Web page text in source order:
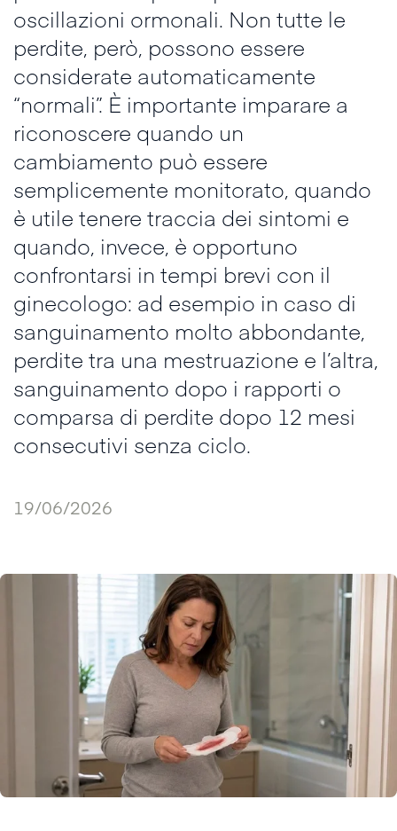
oscillazioni ormonali. Non tutte le
perdite, però, possono essere
considerate automaticamente
“normali”. È importante imparare a
riconoscere quando un
cambiamento può essere
semplicemente monitorato, quando
è utile tenere traccia dei sintomi e
quando, invece, è opportuno
confrontarsi in tempi brevi con il
ginecologo: ad esempio in caso di
sanguinamento molto abbondante,
perdite tra una mestruazione e l’altra,
sanguinamento dopo i rapporti o
comparsa di perdite dopo 12 mesi
consecutivi senza ciclo.
19/06/2026